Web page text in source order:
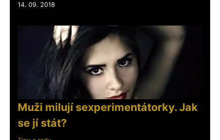
14. 09. 2018
Muži milují sexperimentátorky. Jak
se jí stát?